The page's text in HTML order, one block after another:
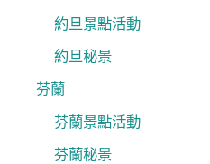
約旦景點活動
約旦秘景
芬蘭
芬蘭景點活動
芬蘭秘景